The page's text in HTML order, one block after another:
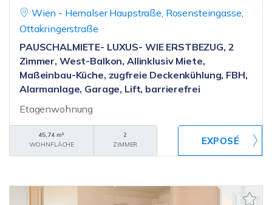
Wien - Hernalser Haupstraße, Rosensteingasse,
Ottakringerstraße
PAUSCHALMIETE- LUXUS- WIE ERSTBEZUG, 2
Zimmer, West-Balkon, Allinklusiv Miete,
Maßeinbau-Küche, zugfreie Deckenkühlung, FBH,
Alarmanlage, Garage, Lift, barrierefrei
Etagenwohnung
45,74 m²
WOHNFLÄCHE
2
ZIMMER